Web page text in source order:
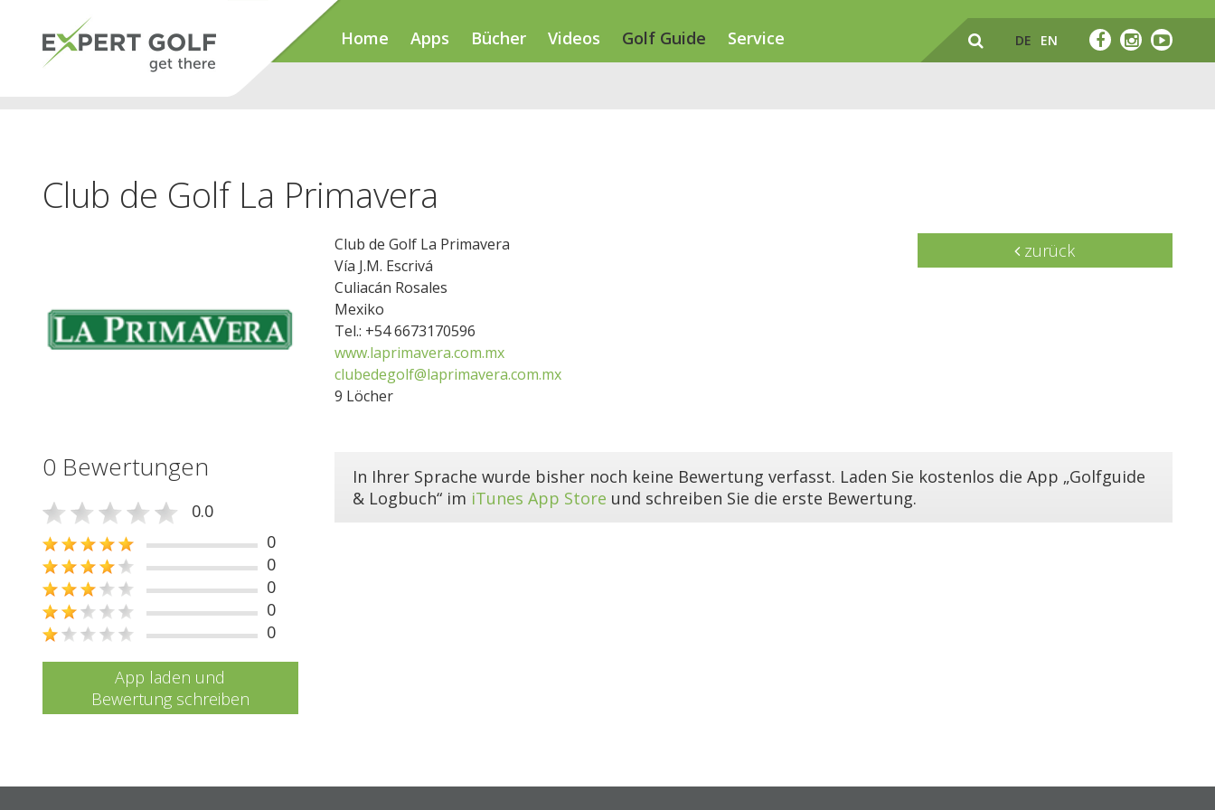
Home Apps Bücher Videos Golf Guide Service DE EN
Club de Golf La Primavera
Club de Golf La Primavera
Vía J.M. Escrivá
Culiacán Rosales
Mexiko
Tel.: +54 6673170596
www.laprimavera.com.mx
clubedegolf@laprimavera.com.mx
9 Löcher
zurück
0 Bewertungen
0.0
0
0
0
0
0
App laden und
Bewertung schreiben
In Ihrer Sprache wurde bisher noch keine Bewertung verfasst. Laden Sie kostenlos die App „Golfguide
& Logbuch“ im iTunes App Store und schreiben Sie die erste Bewertung.